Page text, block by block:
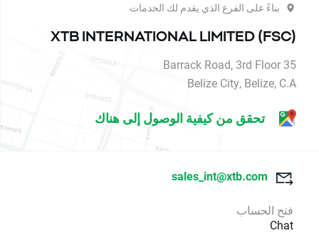
بناءً على الفرع الذي يقدم لك الخدمات
XTB INTERNATIONAL LIMITED (FSC)
35 Barrack Road, 3rd Floor
Belize City, Belize, C.A
تحقق من كيفية الوصول إلى هناك
فتح الحساب
Chat